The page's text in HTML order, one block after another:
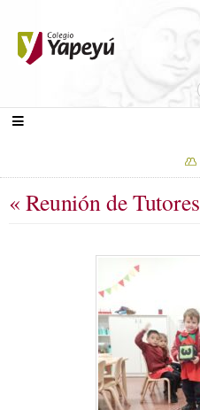
« Reunión de Tutores